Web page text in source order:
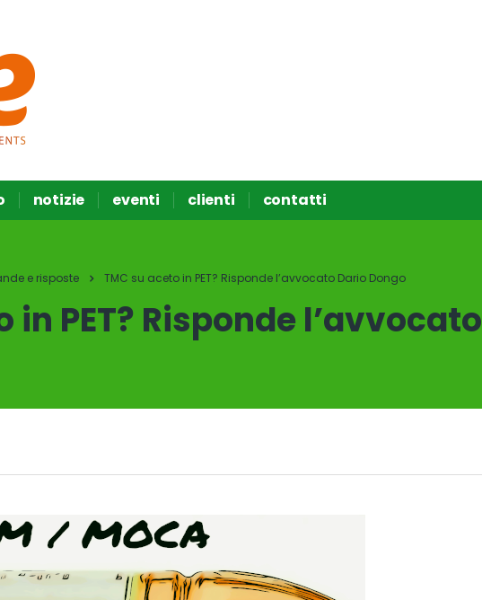
notizie eventi clienti contatti
e risposte TMC su aceto in PET? Risponde l’avvocato Dario Dongo
in PET? Risponde